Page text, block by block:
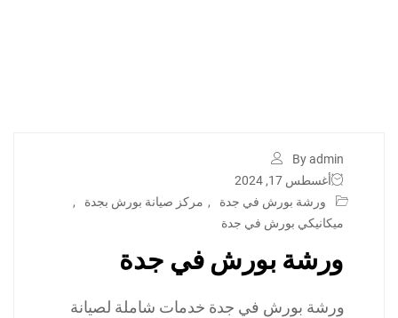
By admin
أغسطس 17, 2024
ورشة بورش في جدة
, مركز صيانة بورش بجدة
,
ميكانيكي بورش في جدة
ورشة بورش في جدة
ورشة بورش في جدة خدمات شاملة لصيانة